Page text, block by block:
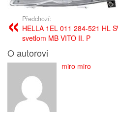
Předchozí:
HELLA 1EL 011 284-521 HL
svetlom MB VITO II. P
O autorovi
miro miro